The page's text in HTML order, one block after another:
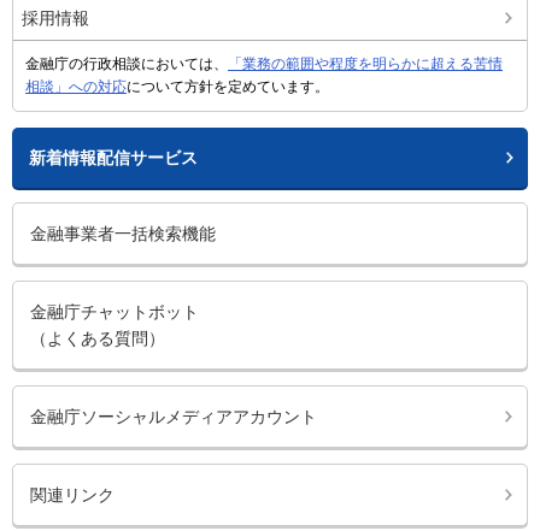
採用情報
金融庁の行政相談においては、
「業務の範囲や程度を明らかに超える苦情
相談」への対応について方針を定めています。
新着情報配信サービス
金融事業者一括検索機能
金融庁チャットボット
（よくある質問）
金融庁ソーシャルメディアアカウント
関連リンク